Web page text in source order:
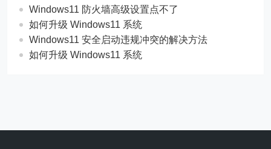
Windows11 防火墙高级设置点不了
如何升级 Windows11 系统
Windows11 安全启动违规冲突的解决方法
如何升级 Windows11 系统